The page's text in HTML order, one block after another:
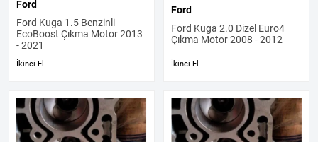
Ford
Ford Kuga 1.5 Benzinli
EcoBoost Çıkma Motor 2013
- 2021
İkinci El
Ford
Ford Kuga 2.0 Dizel Euro4
Çıkma Motor 2008 - 2012
İkinci El